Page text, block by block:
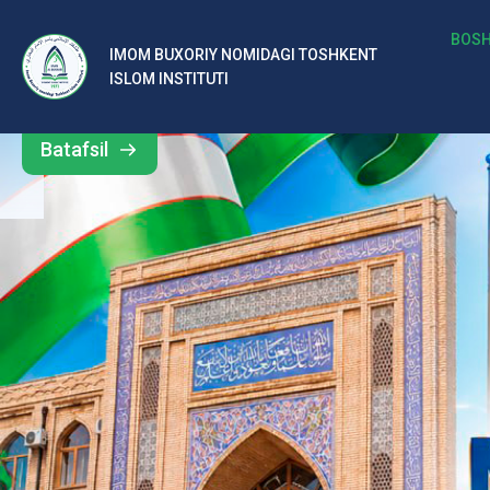
IMOM BUXORIY NOMIDAGI TOSHKENT
ISLOM INSTITUTI
b
al
ar
o‘
rt
a
si
d
Barcha
yangiliklar
Batafsil